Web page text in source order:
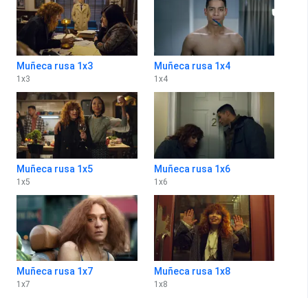
Muñeca rusa 1x3
1 x3
Muñeca rusa 1x4
1 x4
Muñeca rusa 1x5
1 x5
Muñeca rusa 1x6
1 x6
Muñeca rusa 1x7
1 x7
Muñeca rusa 1x8
1 x8